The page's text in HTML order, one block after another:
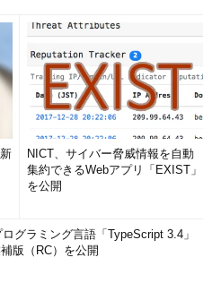
NICT、サイバー脅威情報を自動
集約できるWebアプリ「EXIST」
を公開
グラミング言語「TypeScript 3.4」
版（RC）を公開